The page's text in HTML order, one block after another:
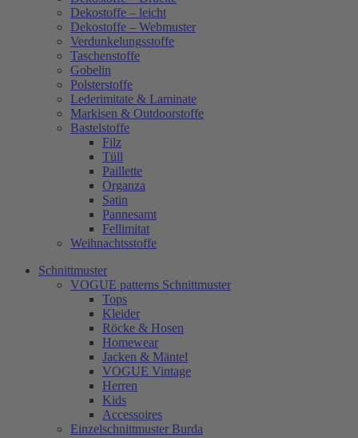
Dekostoffe – leicht
Dekostoffe – Webmuster
Verdunkelungsstoffe
Taschenstoffe
Gobelin
Polsterstoffe
Lederimitate & Laminate
Markisen & Outdoorstoffe
Bastelstoffe
Filz
Tüll
Paillette
Organza
Satin
Pannesamt
Fellimitat
Weihnachtsstoffe
Schnittmuster
VOGUE patterns Schnittmuster
Tops
Kleider
Röcke & Hosen
Homewear
Jacken & Mäntel
VOGUE Vintage
Herren
Kids
Accessoires
Einzelschnittmuster Burda